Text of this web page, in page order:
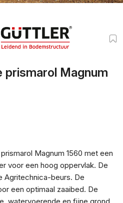
Magnum
Magnum 1560 met een
voor een hoog oppervlak. De
Agritechnica-beurs. De
een optimaal zaaibed. De